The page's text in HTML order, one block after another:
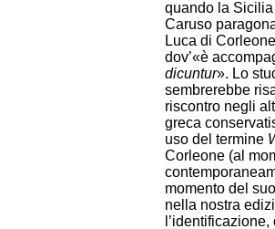
quando la
Caruso
Luca di
dov’«è
dicuntur». Lo
sembrerebbe
riscontro negli
greca
uso del termine
Corleone (al
momento del
nella nostra